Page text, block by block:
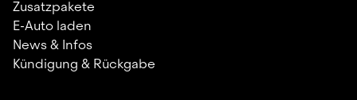
Zusatzpakete
E-Auto laden
News & Infos
Kündigung & Rückgabe